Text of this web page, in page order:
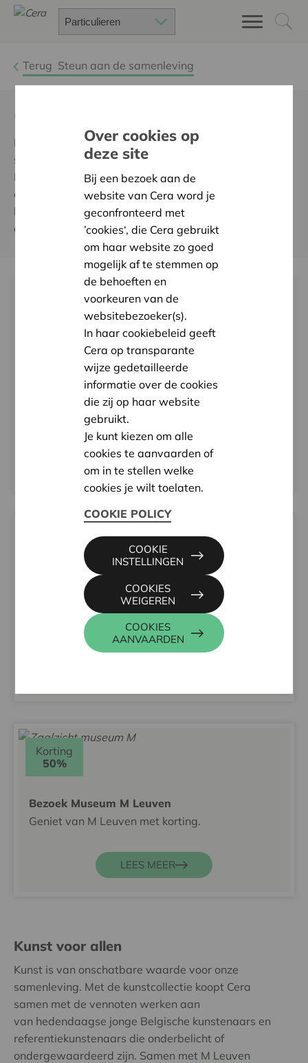
Terug Steun aan de samenleving
Cera Kunstcollectie
Kunst is van onschatbare waarde in onze
samenleving. Cera heeft al 25 jaar een kunstcollectie.
Kom de kunstwerken zelf ontdekken bij Cera, M of
online en leer meer over de geschiedenis en de
kunstenaars die vandaag deel uitmaken van de
collectie.
Cera Art Podcast
25 jaar Cera Kunstcollectie, dat is heel wat om
op terug te blikken, maar nog meer om naar uit
te kijken. Deze podcastreeks gaat in gesprek
met kunstenaars uit de collectie.
LEES MEER
Expo 'Beeldenstroom'
Bezoek de expo 'Beeldenstroom' in het Cera-
Korting
50%
Bezoek Museum M Leuven
Geniet van M Leuven met korting.
LEES MEER
Kunst voor allen
Kunst is van onschatbare waarde voor onze
samenleving. Met de kunstcollectie koopt Cera
samen met de vennoten werken aan
van hedendaagse jonge Belgische kunstenaars en
referentiekunstenaars die onderbelicht of
ondergewaardeerd zijn. Samen met M Leuven
Over cookies op
deze site
Bij een bezoek aan de
website van Cera word je
geconfronteerd met
’cookies‘, die Cera gebruikt
om haar website zo goed
mogelijk af te stemmen op
de behoeften en
voorkeuren van de
websitebezoeker(s).
In haar cookiebeleid geeft
Cera op transparante
wijze gedetailleerde
informatie over de cookies
die zij op haar website
gebruikt.
Je kunt kiezen om alle
cookies te aanvaarden of
om in te stellen welke
cookies je wilt toelaten.
COOKIE POLICY
COOKIES
AANVAARDEN
COOKIES
WEIGEREN
COOKIE
INSTELLINGEN